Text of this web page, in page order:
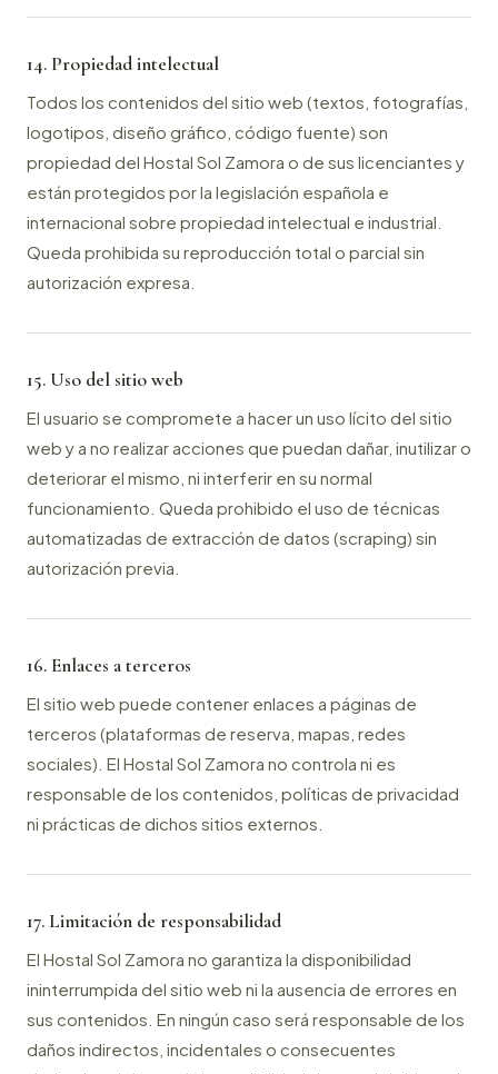
14. Propiedad intelectual
Todos los contenidos del sitio web (textos, fotografías,
logotipos, diseño gráfico, código fuente) son
propiedad del Hostal Sol Zamora o de sus licenciantes y
están protegidos por la legislación española e
internacional sobre propiedad intelectual e industrial.
Queda prohibida su reproducción total o parcial sin
autorización expresa.
15. Uso del sitio web
El usuario se compromete a hacer un uso lícito del sitio
web y a no realizar acciones que puedan dañar, inutilizar o
deteriorar el mismo, ni interferir en su normal
funcionamiento. Queda prohibido el uso de técnicas
automatizadas de extracción de datos (scraping) sin
autorización previa.
16. Enlaces a terceros
El sitio web puede contener enlaces a páginas de
terceros (plataformas de reserva, mapas, redes
sociales). El Hostal Sol Zamora no controla ni es
responsable de los contenidos, políticas de privacidad
ni prácticas de dichos sitios externos.
17. Limitación de responsabilidad
El Hostal Sol Zamora no garantiza la disponibilidad
ininterrumpida del sitio web ni la ausencia de errores en
sus contenidos. En ningún caso será responsable de los
daños indirectos, incidentales o consecuentes